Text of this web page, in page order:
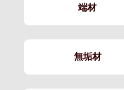
端材
無垢材